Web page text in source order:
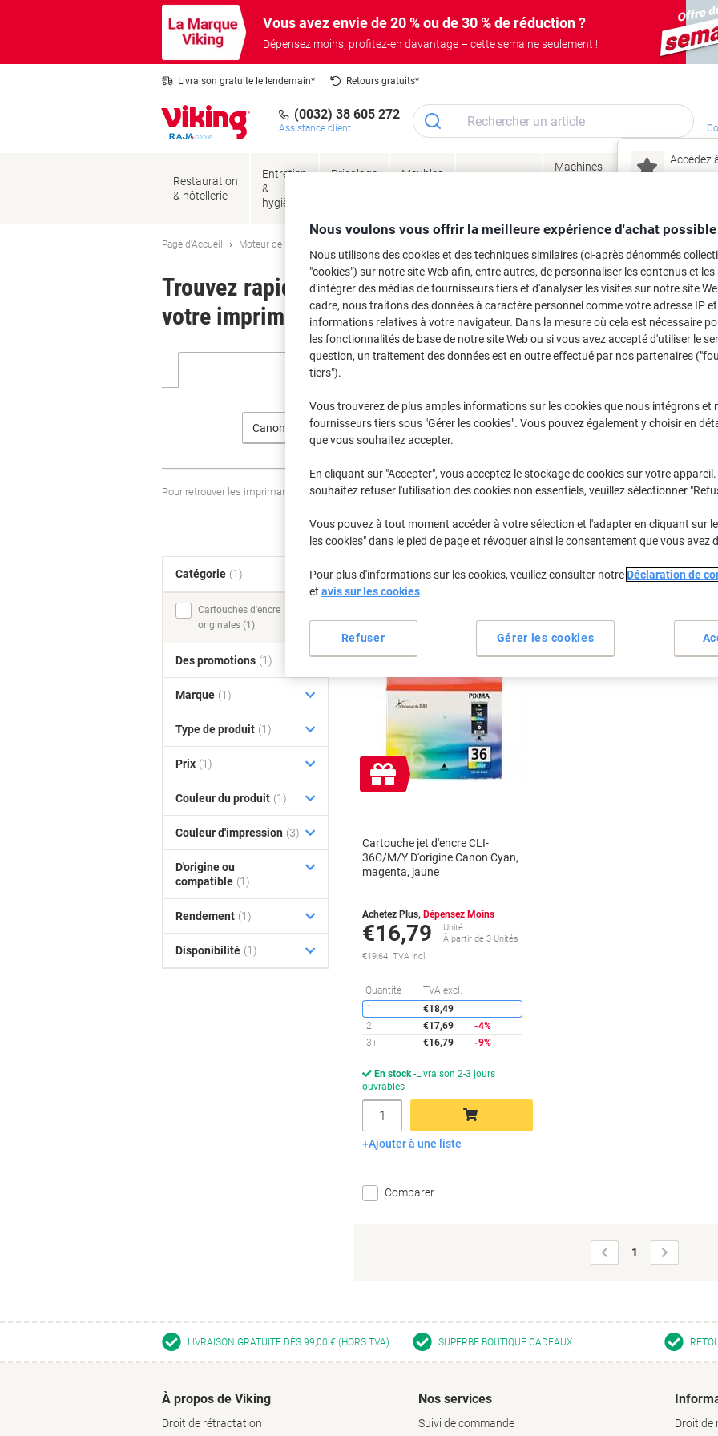
Vous avez envie de 20 % ou de 30 % de réduction ?
Dépensez moins, profitez-en davantage – cette semaine seulement !
Livraison gratuite le lendemain* Retours gratuits*
(0032) 38 605 272
Assistance client
Accédez
–
Restauration
& hôtellerie
Entretien
&
hygiène
Bricolage
Meubles
Machines
Encres
Page d'Accueil Moteur de recherche d'encre et toner
Trouvez rapidement les cartouches d'encre, toners ou
votre imprimante.
Canon Pixma Mini Canon
Pour retrouver les imprimantes listées et/ou les cartouches précédemment achetéesSe connecter
Canon Pixma Mini 260 Cartouches Jet
Trier par :
Cadeau
gratuit
Cartouche jet d'encre CLI-
36C/M/Y D'origine Canon Cyan,
magenta, jaune
Achetez Plus, Dépensez Moins
€16,79
Unité
À partir de 3 Unités
€19,64 TVA incl.
Quantité TVA excl.
1
€18,49
2
€17,69
-4%
3+
€16,79 -9%
En stock Livraison 2-3 jours
ouvrables
Quantité
Ajouter au panier
Ajouter à une liste
Comparer
Page
précédente
1
suivante
Catégorie (1)
Cartouches d'encre
originales (1)
Des promotions (1)
Marque (1)
Type de produit (1)
Prix (1)
Couleur du produit (1)
Couleur d'impression (3)
D'origine ou
compatible (1)
Rendement (1)
Disponibilité (1)
LIVRAISON GRATUITE DÈS 99,00 € (HORS TVA) SUPERBE BOUTIQUE CADEAUX
À propos de Viking
Droit de rétractation
Nos services
Suivi de commande Droit de
Nous voulons vous offrir la meilleure expérience d'achat possible
Nous utilisons des cookies et des techniques similaires (ci-après dénommés
"cookies") sur notre site Web afin, entre autres, de personnaliser les contenus et les
d'intégrer des médias de fournisseurs tiers et d'analyser les visites sur notre site
cadre, nous traitons des données à caractère personnel comme votre adresse IP et
informations relatives à votre navigateur. Dans la mesure où cela est nécessaire
les fonctionnalités de base de notre site Web ou si vous avez accepté d'utiliser le
question, un traitement des données est en outre effectué par nos partenaires
tiers").
Vous trouverez de plus amples informations sur les cookies que nous intégrons et
fournisseurs tiers sous "Gérer les cookies". Vous pouvez également y choisir en
que vous souhaitez accepter.
En cliquant sur "Accepter", vous acceptez le stockage de cookies sur votre appareil.
souhaitez refuser l'utilisation des cookies non essentiels, veuillez sélectionner
Vous pouvez à tout moment accéder à votre sélection et l'adapter en cliquant sur le
les cookies" dans le pied de page et révoquer ainsi le consentement que vous avez
Pour plus d'informations sur les cookies, veuillez consulter notre Déclaration de
et avis sur les cookies
Gérer les cookies
Refuser